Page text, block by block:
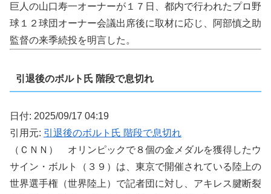
巨人の山口寿一オーナーが１７日、都内で行われたプロ野
球１２球団オーナー会議出席後に取材に応じ、阿部慎之助
監督の来季続投を明言した。
引退後のボルト氏 階段で息切れ
日付: 2025/09/17 04:19
引用元: 引退後のボルト氏 階段で息切れ
（ＣＮＮ） オリンピックで８個の金メダルを獲得したウ
サイン・ボルト（３９）は、東京で開催されている陸上の
世界選手権（世界陸上）で記者団に対し、アキレス腱断裂